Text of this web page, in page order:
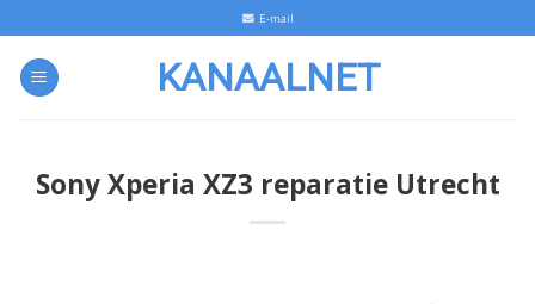
to
content
E-mail
KANAALNET
Sony Xperia XZ3 reparatie Utrecht